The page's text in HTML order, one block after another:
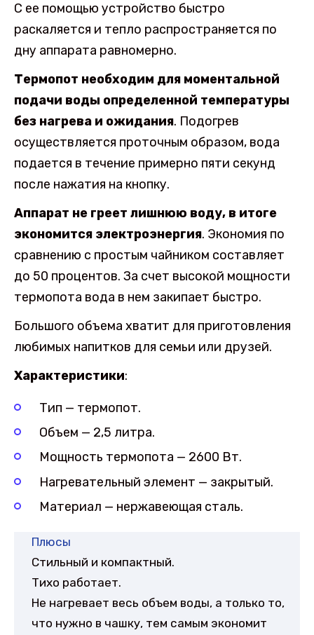
С ее помощью устройство быстро
раскаляется и тепло распространяется по
дну аппарата равномерно.
Термопот необходим для моментальной
подачи воды определенной температуры
без нагрева и ожидания. Подогрев
осуществляется проточным образом, вода
подается в течение примерно пяти секунд
после нажатия на кнопку.
Аппарат не греет лишнюю воду, в итоге
экономится электроэнергия. Экономия по
сравнению с простым чайником составляет
до 50 процентов. За счет высокой мощности
термопота вода в нем закипает быстро.
Большого объема хватит для приготовления
любимых напитков для семьи или друзей.
Характеристики:
Тип — термопот.
Объем — 2,5 литра.
Мощность термопота — 2600 Вт.
Нагревательный элемент — закрытый.
Материал — нержавеющая сталь.
Плюсы
Стильный и компактный.
Тихо работает.
Не нагревает весь объем воды, а только то,
что нужно в чашку, тем самым экономит